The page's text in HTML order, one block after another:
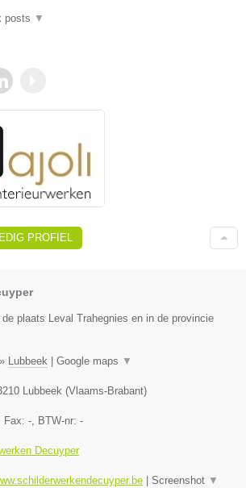
posts ▼
PROFIEL
plaats Leval Trahegnies en in de provincie
» Lubbeek Google maps ▼
Lubbeek (Vlaams-Brabant)
Fax: -, BTW-nr: -
Decuyper
Screenshot ▼